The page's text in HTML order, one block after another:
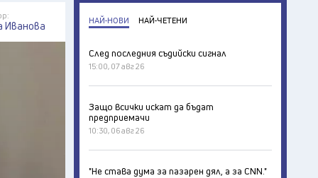
Иванова НАЙ-НОВИ НАЙ-ЧЕТЕНИ
След последния съдийски сигнал
15:00, 07 авг 26
Защо всички искат да бъдат
предприемачи
10:30, 06 авг 26
"Не става дума за пазарен дял, а за CNN."